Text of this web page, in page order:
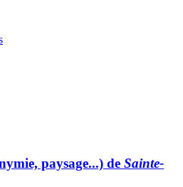
paysage...) de Sainte-